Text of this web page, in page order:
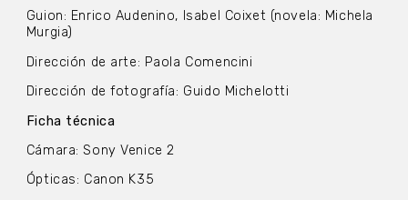
Guion: Enrico Audenino, Isabel Coixet (novela: Michela
Murgia)
Dirección de arte: Paola Comencini
Dirección de fotografía: Guido Michelotti
Ficha técnica
Cámara: Sony Venice 2
Ópticas: Canon K35